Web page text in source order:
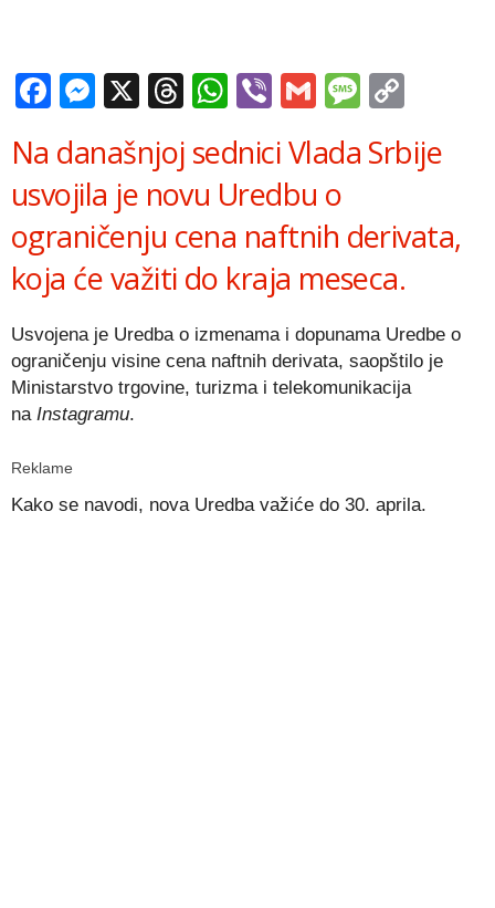
Facebook
Messenger
X Threads
WhatsApp
ViberGmail
Na današnjoj sednici Vlada Srbije
usvojila je novu Uredbu o
ograničenju cena naftnih derivata,
koja će važiti do kraja meseca.
Usvojena je Uredba o izmenama i dopunama Uredbe o
ograničenju visine cena naftnih derivata, saopštilo je
Ministarstvo trgovine, turizma i telekomunikacija
na Instagramu.
Reklame
Kako se navodi, nova Uredba važiće do 30. aprila.